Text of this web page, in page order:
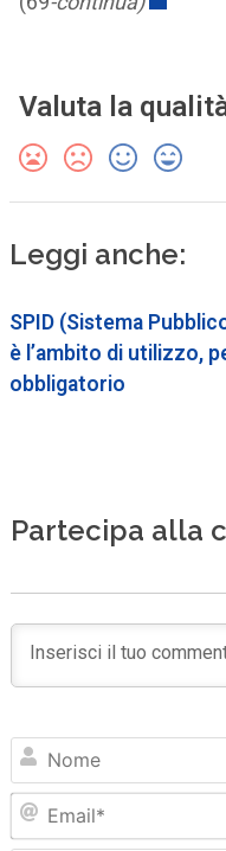
Valuta la
SPID (Sistema
è l’ambito di utilizzo,